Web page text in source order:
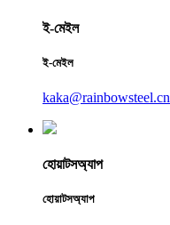
ই-মেইল
ই-মেইল
kaka@rainbowsteel.cn
হোয়াটসঅ্যাপ
হোয়াটসঅ্যাপ